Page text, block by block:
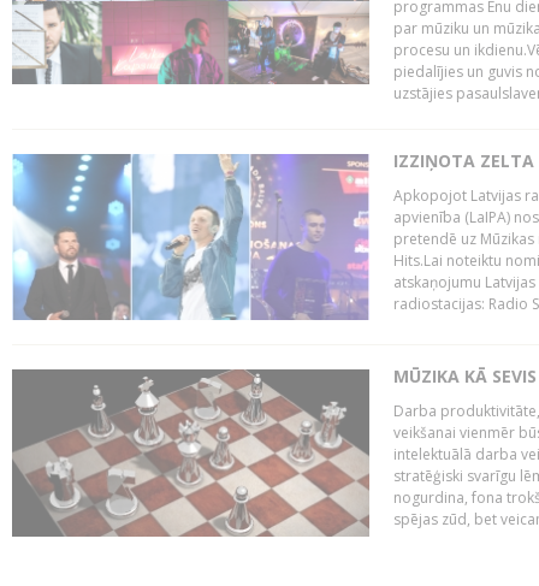
programmas Ēnu
par mūziku un
procesu un
piedalījies un guvis
uzstājies
IZZIŅOTA ZELTA
Apkopojot Latvijas
apvienība (LaIPA)
pretendē uz
Hits.Lai noteiktu
atskaņojumu
radiostacijas: Radio
MŪZIKA KĀ
Darba
veikšanai vienmēr
intelektuālā darba
stratēģiski svarīgu
nogurdina, fona
spējas zūd, bet